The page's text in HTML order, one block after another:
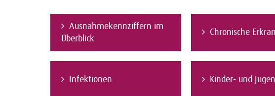
Ausnahmekennziffern im
Überblick
Chronische
Infektionen Kinder- und